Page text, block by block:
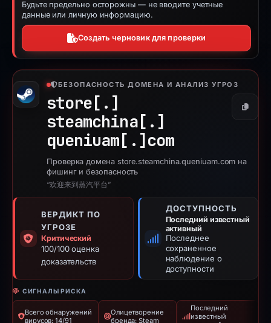
Будьте предельно осторожны — не вводите учетные
данные или личную информацию.
Создать черновик для проверки
БЕЗОПАСНОСТЬ ДОМЕНА И АНАЛИЗ УГРОЗ
store[.]
steamchina[.]
queniuam[.] com
Проверка домена store.steamchina.queniuam.com на
фишинг и безопасность
“欢迎来到蒸汽平台”
ВЕРДИКТ ПО
УГРОЗЕ
Критический
100/100 оценка
доказательств
ДОСТУПНОСТЬ
Последний известный
активный
Последнее
сохраненное
наблюдение о
доступности
СИГНАЛЫ РИСКА
Всего обнаружений
вирусов: 14/91
Олицетворение
бренда: Steam
Последний
известный